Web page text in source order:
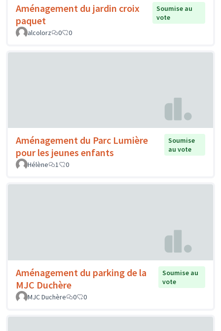
Aménagement du jardin croix
paquet
Soumise au
vote
alcolorz
0 0
Aménagement du Parc Lumière
pour les jeunes enfants
Soumise
au vote
Hélène
1 0
Aménagement du parking de la
MJC Duchère
Soumise au
vote
MJC Duchère
0 0